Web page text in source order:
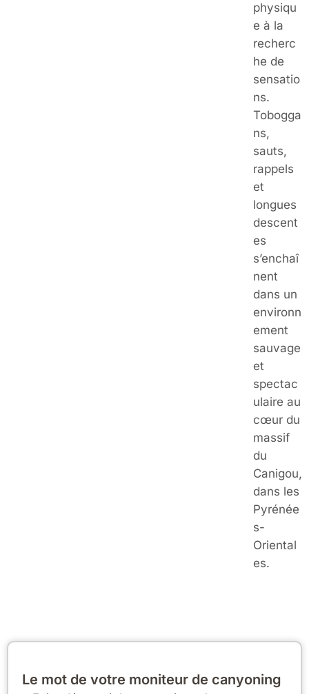
physiqu
e à la
recherc
he de
sensatio
ns.
Tobogga
ns,
sauts,
rappels
et
longues
descent
es
s’enchaî
nent
dans un
environn
ement
sauvage
et
spectac
ulaire au
cœur du
massif
du
Canigou,
dans les
Pyrénée
s-
Oriental
es.
Le mot de votre moniteur de canyoning